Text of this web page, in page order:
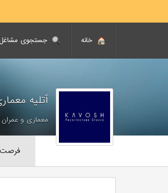
خانه جستجوی
آتلیه
معماری و عمران